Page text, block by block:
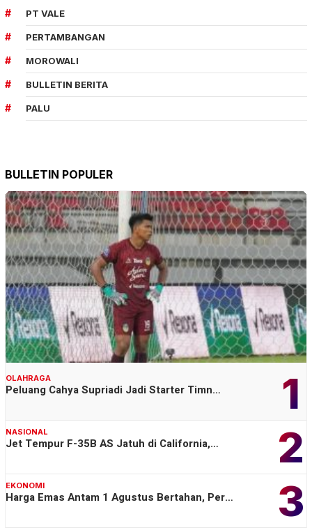
PT VALE
PERTAMBANGAN
MOROWALI
BULLETIN BERITA
PALU
BULLETIN POPULER
1
OLAHRAGA
Peluang Cahya Supriadi Jadi Starter Timn…
2
NASIONAL
Jet Tempur F-35B AS Jatuh di California,…
3
EKONOMI
Harga Emas Antam 1 Agustus Bertahan, Per…